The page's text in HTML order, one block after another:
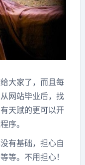
大家了，而且每
网站毕业后，找
天赋的更可以开
序。
有基础，担心自
等。不用担心！